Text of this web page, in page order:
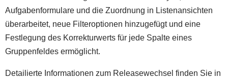
Aufgabenformulare und die Zuordnung in Listenansichten
überarbeitet, neue Filteroptionen hinzugefügt und eine
Festlegung des Korrekturwerts für jede Spalte eines
Gruppenfeldes ermöglicht.
Detailierte Informationen zum Releasewechsel finden Sie in